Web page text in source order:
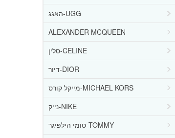
האגג-UGG
ALEXANDER MCQUEEN
סלין-CELINE
דיור-DIOR
מייקל קורס-MICHAEL KORS
נייק-NIKE
טומי הילפיגר-TOMMY